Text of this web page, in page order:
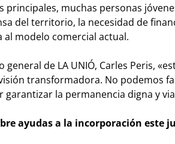
principales, muchas personas
del territorio, la necesidad de
modelo comercial actual.
general de LA UNIÓ, Carles Peris,
transformadora. No podemos
la permanencia digna y
ayudas a la incorporación este